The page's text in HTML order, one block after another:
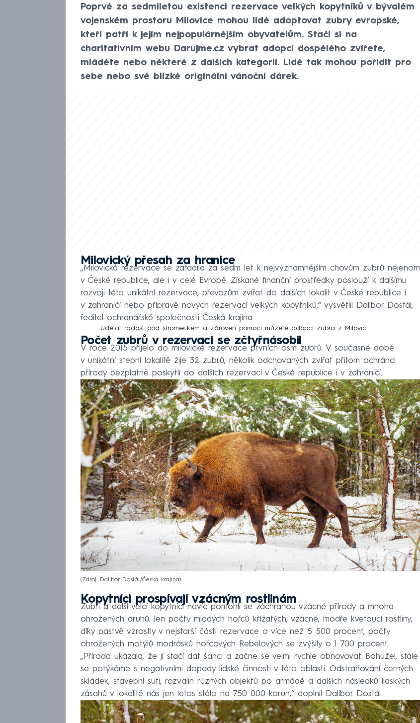
Poprvé za sedmiletou existenci rezervace velkých kopytníků v bývalém
vojenském prostoru Milovice mohou lidé adoptovat zubry evropské,
kteří patří k jejím nejpopulárnějším obyvatelům. Stačí si na
charitativním webu Darujme.cz vybrat adopci dospělého zvířete,
mláděte nebo některé z dalších kategorií. Lidé tak mohou pořídit pro
sebe nebo své blízké originální vánoční dárek.
Milovický přesah za hranice
„Milovická rezervace se zařadila za sedm let k nejvýznamnějším chovům zubrů nejenom
v České republice, ale i v celé Evropě. Získané finanční prostředky poslouží k dalšímu
rozvoji této unikátní rezervace, převozům zvířat do dalších lokalit v České republice i
v zahraničí nebo přípravě nových rezervací velkých kopytníků,“ vysvětlil Dalibor Dostál,
ředitel ochranářské společnosti Česká krajina.
Udělat radost pod stromečkem a zároveň pomoci můžete adopcí zubra z Milovic
Počet zubrů v rezervaci se zčtyřnásobil
V roce 2015 přijelo do milovické rezervace prvních osm zubrů. V současné době
v unikátní stepní lokalitě žije 32 zubrů, několik odchovaných zvířat přitom ochránci
přírody bezplatně poskytli do dalších rezervací v České republice i v zahraničí.
Zdroj: Dalibor Dostál/Česká krajina
Kopytníci prospívají vzácným rostlinám
Zubři a další velcí kopytníci navíc pomohli se záchranou vzácné přírody a mnoha
ohrožených druhů. Jen počty mladých hořců křížatých, vzácné, modře kvetoucí rostliny,
díky pastvě vzrostly v nejstarší části rezervace o více než 5 500 procent, počty
ohrožených motýlů modrásků hořcových Rebelových se zvýšily o 1 700 procent.
„Příroda ukázala, že jí stačí dát šanci a začne se velmi rychle obnovovat. Bohužel, stále
se potýkáme s negativními dopady lidské činnosti v této oblasti. Odstraňování černých
skládek, stavební suti, rozvalin různých objektů po armádě a dalších následků lidských
zásahů v lokalitě nás jen letos stálo na 750 000 korun,“ doplnil Dalibor Dostál.